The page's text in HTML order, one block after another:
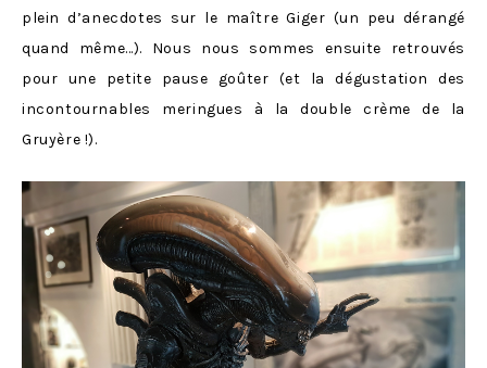
plein d’anecdotes sur le maître Giger (un peu dérangé
quand même…). Nous nous sommes ensuite retrouvés
pour une petite pause goûter (et la dégustation des
incontournables meringues à la double crème de la
Gruyère !).